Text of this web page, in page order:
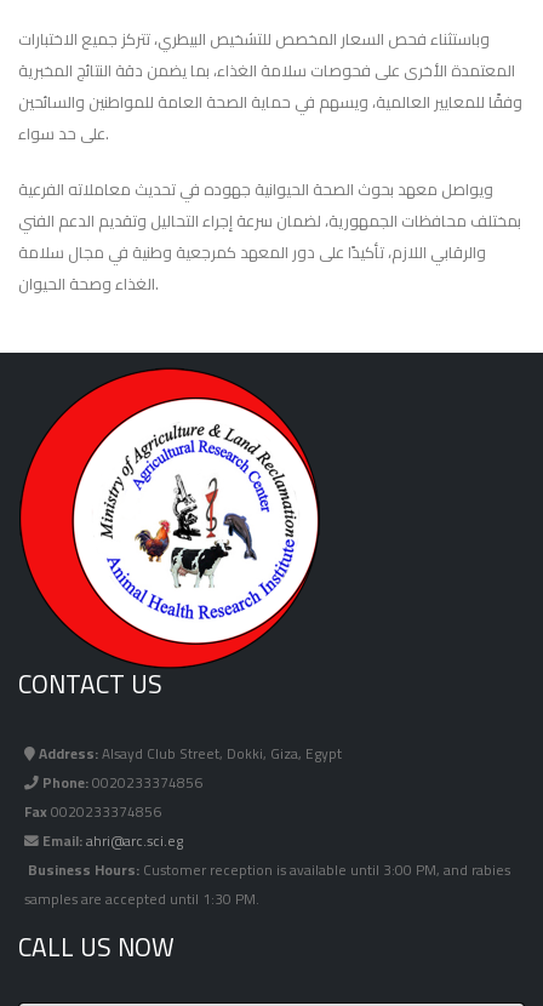
وباستثناء فحص السعار المخصص للتشخيص البيطري، تتركز جميع الاختبارات
المعتمدة الأخرى على فحوصات سلامة الغذاء، بما يضمن دقة النتائج المخبرية
وفقًا للمعايير العالمية، ويسهم في حماية الصحة العامة للمواطنين والسائحين
على حد سواء.
ويواصل معهد بحوث الصحة الحيوانية جهوده في تحديث معاملاته الفرعية
بمختلف محافظات الجمهورية، لضمان سرعة إجراء التحاليل وتقديم الدعم الفني
والرقابي اللازم، تأكيدًا على دور المعهد كمرجعية وطنية في مجال سلامة
الغذاء وصحة الحيوان.
CONTACT US
Address:Alsayd Club Street, Dokki, Giza, Egypt
Phone:0020233374856
Fax0020233374856
Email:ahri@arc.sci.eg
Business Hours:Customer reception is available until 3:00 PM, and rabies
samples are accepted until 1:30 PM.
CALL US NOW